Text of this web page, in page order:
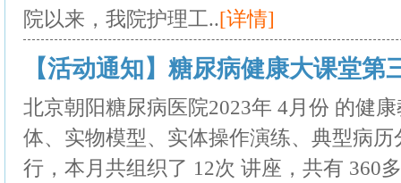
院以来，我院护理工..[详情]
【活动通知】糖尿病健康大课堂第
北京朝阳糖尿病医院2023年 4月份 的健
体、实物模型、实体操作演练、典型病
行，本月共组织了 12次 讲座，共有 360